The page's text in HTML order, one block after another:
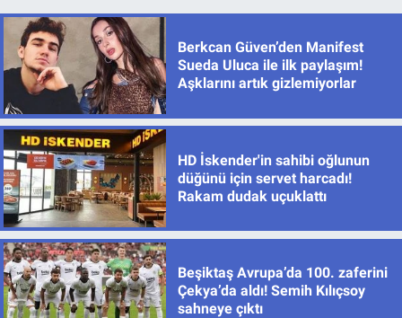
Berkcan Güven’den Manifest
Sueda Uluca ile ilk paylaşım!
Aşklarını artık gizlemiyorlar
HD İskender'in sahibi oğlunun
düğünü için servet harcadı!
Rakam dudak uçuklattı
Beşiktaş Avrupa’da 100. zaferini
Çekya’da aldı! Semih Kılıçsoy
sahneye çıktı